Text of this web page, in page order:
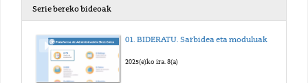
Serie bereko bideoak
01. BIDERATU. Sarbidea eta moduluak
2025(e)ko ira. 8(a)